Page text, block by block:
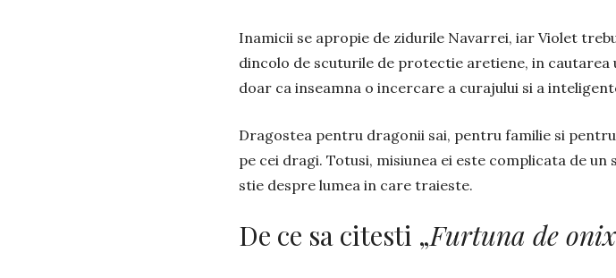
Inamicii se apropie de zidurile Navarrei, iar Violet
dincolo de scuturile de protectie aretiene, in
doar ca inseamna o incercare a curajului si a
Dragostea pentru dragonii sai, pentru familie si
pe cei dragi. Totusi, misiunea ei este complicata de
stie despre lumea in care traieste.
De ce sa citesti „Furtuna de onix